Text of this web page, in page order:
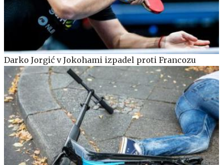
Darko Jorgić v Jokohami izpadel proti Francozu